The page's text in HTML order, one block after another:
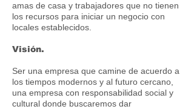
amas de casa y trabajadores que no tienen
los recursos para iniciar un negocio con
locales establecidos.
Visión.
Ser una empresa que camine de acuerdo a
los tiempos modernos y al futuro cercano,
una empresa con responsabilidad social y
cultural donde buscaremos dar